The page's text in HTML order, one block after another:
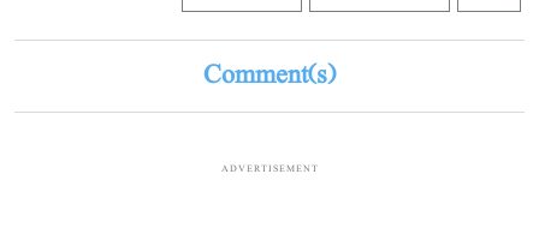
Comment(s)
ADVERTISEMENT